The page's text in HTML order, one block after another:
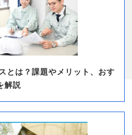
とは？課題やメリット、おす
解説